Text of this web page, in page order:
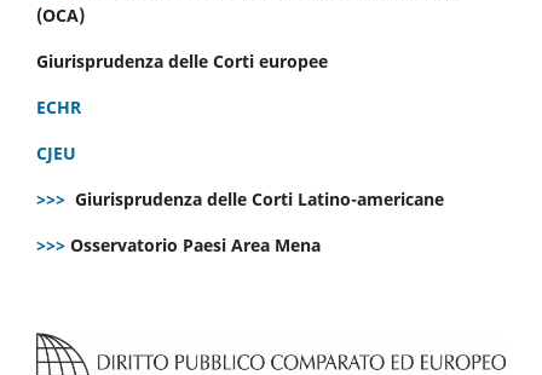
(OCA)
Giurisprudenza delle Corti europee
ECHR
CJEU
>>> Giurisprudenza delle Corti Latino-americane
>>> Osservatorio Paesi Area Mena